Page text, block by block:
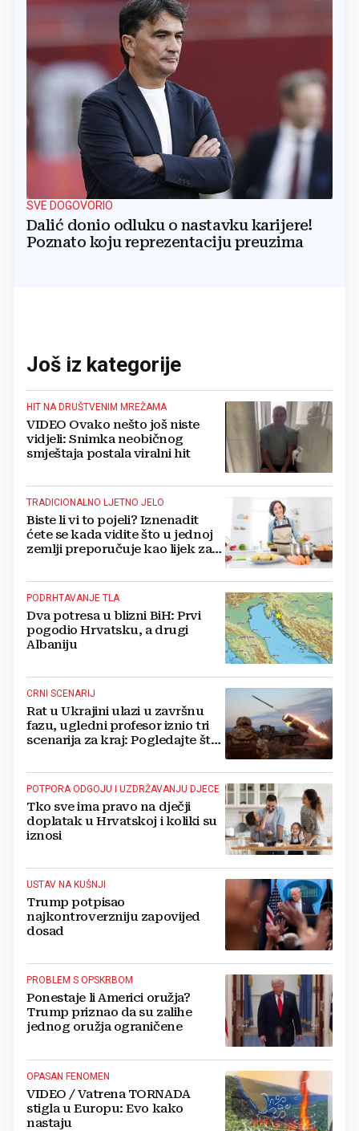
SVE DOGOVORIO
Dalić donio odluku o nastavku karijere!
Poznato koju reprezentaciju preuzima
Još iz kategorije
HIT NA DRUŠTVENIM MREŽAMA
VIDEO Ovako nešto još niste
vidjeli: Snimka neobičnog
smještaja postala viralni hit
TRADICIONALNO LJETNO JELO
Biste li vi to pojeli? Iznenadit
ćete se kada vidite što u jednoj
zemlji preporučuje kao lijek za
PODRHTAVANJE TLA
Dva potresa u blizni BiH: Prvi
pogodio Hrvatsku, a drugi
Albaniju
CRNI SCENARIJ
Rat u Ukrajini ulazi u završnu
fazu, ugledni profesor iznio tri
scenarija za kraj: Pogledajte što
POTPORA ODGOJU I UZDRŽAVANJU DJECE
Tko sve ima pravo na dječji
doplatak u Hrvatskoj i koliki su
iznosi
USTAV NA KUŠNJI
Trump potpisao
najkontroverzniju zapovijed
dosad
PROBLEM S OPSKRBOM
Ponestaje li Americi oružja?
Trump priznao da su zalihe
jednog oružja ograničene
OPASAN FENOMEN
VIDEO / Vatrena TORNADA
stigla u Europu: Evo kako
nastaju